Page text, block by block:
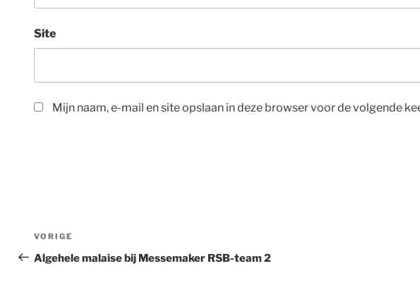
Site
Mijn naam, e-mail en site opslaan in deze browser voor de volgende
Bericht
navigatie
Vorig
bericht
VORIGE
Algehele malaise bij Messemaker RSB-team 2